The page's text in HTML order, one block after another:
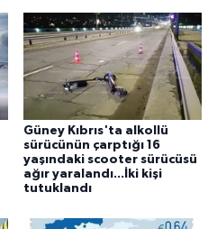
Güney Kıbrıs'ta alkollü
sürücünün çarptığı 16
yaşındaki scooter sürücüsü
ağır yaralandı...İki kişi
tutuklandı